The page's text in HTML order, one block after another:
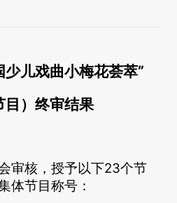
儿戏曲小梅花荟萃”
目）终审结果
审核，授予以下23个节
体节目称号：